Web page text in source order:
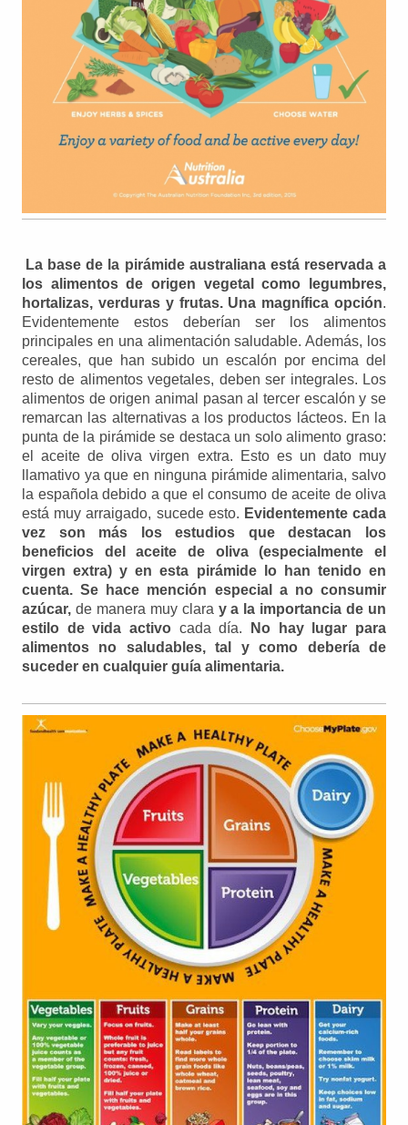
La base de la pirámide australiana está reservada a
los alimentos de origen vegetal como legumbres,
hortalizas, verduras y frutas. Una magnífica opción.
Evidentemente estos deberían ser los alimentos
principales en una alimentación saludable. Además, los
cereales, que han subido un escalón por encima del
resto de alimentos vegetales, deben ser integrales. Los
alimentos de origen animal pasan al tercer escalón y se
remarcan las alternativas a los productos lácteos. En la
punta de la pirámide se destaca un solo alimento graso:
el aceite de oliva virgen extra. Esto es un dato muy
llamativo ya que en ninguna pirámide alimentaria, salvo
la española debido a que el consumo de aceite de oliva
está muy arraigado, sucede esto. Evidentemente cada
vez son más los estudios que destacan los
beneficios del aceite de oliva (especialmente el
virgen extra) y en esta pirámide lo han tenido en
cuenta. Se hace mención especial a no consumir
azúcar, de manera muy clara y a la importancia de un
estilo de vida activo cada día.
No hay lugar para
alimentos no saludables, tal y como debería de
suceder en cualquier guía alimentaria.